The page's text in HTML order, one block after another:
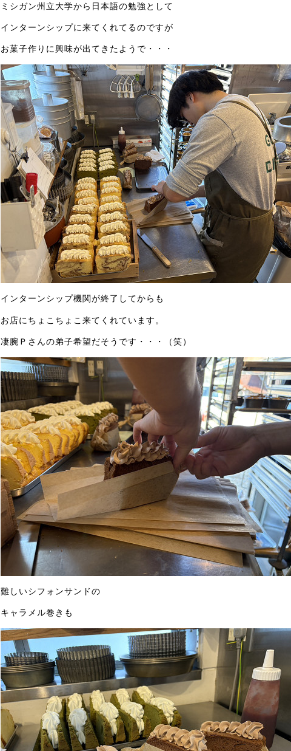
ミシガン州立大学から日本語の勉強として
インターンシップに来てくれてるのですが
お菓子作りに興味が出てきたようで・・・
インターンシップ機関が終了してからも
お店にちょこちょこ来てくれています。
凄腕Ｐさんの弟子希望だそうです・・・（笑）
難しいシフォンサンドの
キャラメル巻きも